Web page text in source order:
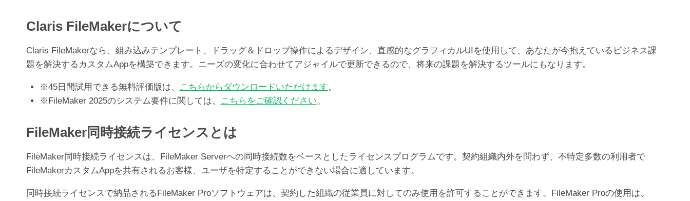
Claris FileMakerについて
Claris FileMakerなら、組み込みテンプレート、ドラッグ＆ドロップ操作によるデザイン、直感的なグラフィカルUIを使用して、あなたが今抱えているビジネス課
題を解決するカスタムAppを構築できます。ニーズの変化に合わせてアジャイルで更新できるので、将来の課題を解決するツールにもなります。
※45日間試用できる無料評価版は、 こちらからダウンロードいただけます。
※FileMaker 2025のシステム要件に関しては、
こちらをご確認ください。
FileMaker同時接続ライセンスとは
FileMaker同時接続ライセンスは、FileMaker Serverへの同時接続数をベースとしたライセンスプログラムです。契約組織内外を問わず、不特定多数の利用者で
FileMakerカスタムAppを共有されるお客様、ユーザを特定することができない場合に適しています。
同時接続ライセンスで納品されるFileMaker Proソフトウェアは、契約した組織の従業員に対してのみ使用を許可することができます。FileMaker Proの使用は、